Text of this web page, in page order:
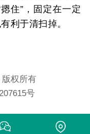
住”，固定在一定
利于清扫掉。
权所有
号